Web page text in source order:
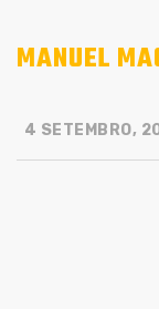
MANUEL
4 SETEMBRO,